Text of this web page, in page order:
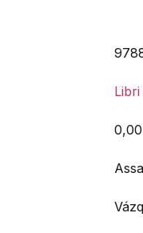
Libri